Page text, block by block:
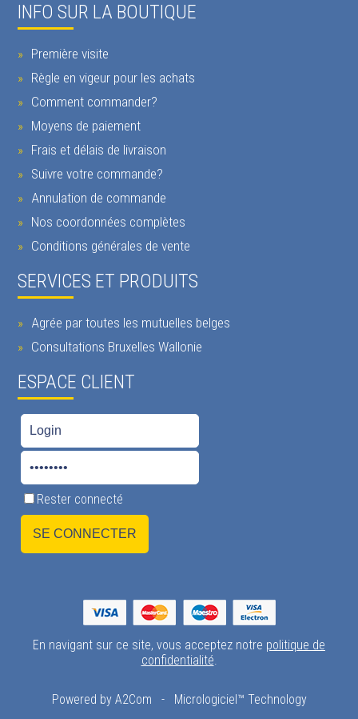
INFO SUR LA BOUTIQUE
Première visite
Règle en vigeur pour les achats
Comment commander?
Moyens de paiement
Frais et délais de livraison
Suivre votre commande?
Annulation de commande
Nos coordonnées complètes
Conditions générales de vente
SERVICES ET PRODUITS
Agrée par toutes les mutuelles belges
Consultations Bruxelles Wallonie
ESPACE CLIENT
Rester connecté
En navigant sur ce site, vous acceptez notre politique de
confidentialité.
Powered by A2Com - Micrologiciel™ Technology